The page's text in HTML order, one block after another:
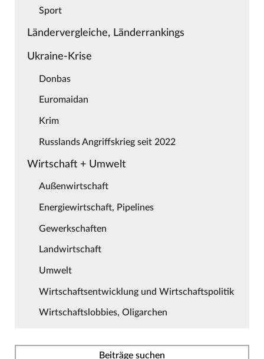
Sport
Ländervergleiche, Länderrankings
Ukraine-Krise
Donbas
Euromaidan
Krim
Russlands Angriffskrieg seit 2022
Wirtschaft + Umwelt
Außenwirtschaft
Energiewirtschaft, Pipelines
Gewerkschaften
Landwirtschaft
Umwelt
Wirtschaftsentwicklung und Wirtschaftspolitik
Wirtschaftslobbies, Oligarchen
Beiträge suchen